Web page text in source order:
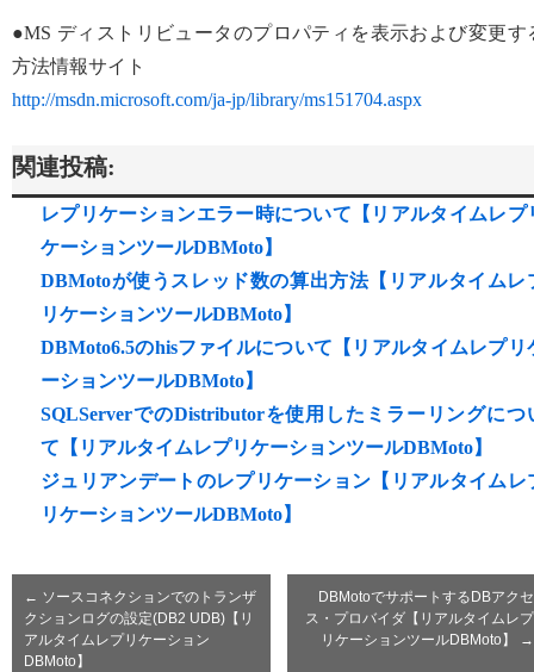
●MS ディストリビュータのプロパティを表示および変更す
方法情報サイト
http://msdn.microsoft.com/ja-jp/library/ms151704.aspx
関連投稿:
レプリケーションエラー時について【リアルタイムレプ
ケーションツールDBMoto】
DBMotoが使うスレッド数の算出方法【リアルタイムレ
リケーションツールDBMoto】
DBMoto6.5のhisファイルについて【リアルタイムレプリ
ーションツールDBMoto】
SQLServerでのDistributorを使用したミラーリングにつ
て【リアルタイムレプリケーションツールDBMoto】
ジュリアンデートのレプリケーション【リアルタイムレ
リケーションツールDBMoto】
← ソースコネクションでのトランザ
クションログの設定(DB2 UDB)【リ
アルタイムレプリケーション
DBMoto】
DBMotoでサポートするDBアクセ
ス・プロバイダ【リアルタイムレプ
リケーションツールDBMoto】
→